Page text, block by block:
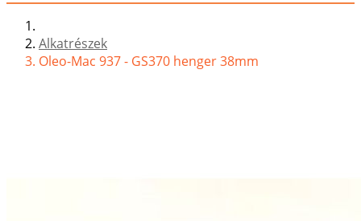
Alkatrészek
Oleo-Mac 937 - GS370 henger 38mm